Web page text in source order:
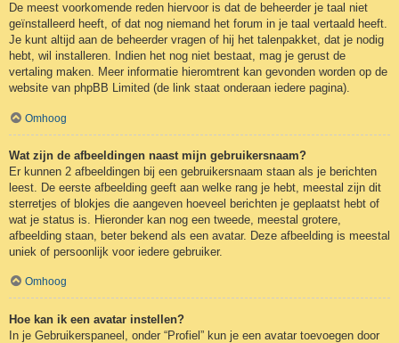
De meest voorkomende reden hiervoor is dat de beheerder je taal niet
geïnstalleerd heeft, of dat nog niemand het forum in je taal vertaald heeft.
Je kunt altijd aan de beheerder vragen of hij het talenpakket, dat je nodig
hebt, wil installeren. Indien het nog niet bestaat, mag je gerust de
vertaling maken. Meer informatie hieromtrent kan gevonden worden op de
website van phpBB Limited (de link staat onderaan iedere pagina).
Omhoog
Wat zijn de afbeeldingen naast mijn gebruikersnaam?
Er kunnen 2 afbeeldingen bij een gebruikersnaam staan als je berichten
leest. De eerste afbeelding geeft aan welke rang je hebt, meestal zijn dit
sterretjes of blokjes die aangeven hoeveel berichten je geplaatst hebt of
wat je status is. Hieronder kan nog een tweede, meestal grotere,
afbeelding staan, beter bekend als een avatar. Deze afbeelding is meestal
uniek of persoonlijk voor iedere gebruiker.
Omhoog
Hoe kan ik een avatar instellen?
In je Gebruikerspaneel, onder “Profiel” kun je een avatar toevoegen door